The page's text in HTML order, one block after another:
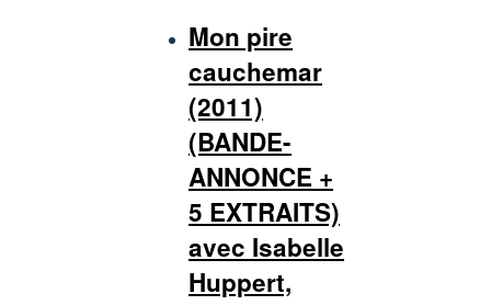
Mon pire
cauchemar
(2011)
(BANDE-
ANNONCE +
5 EXTRAITS)
avec Isabelle
Huppert,